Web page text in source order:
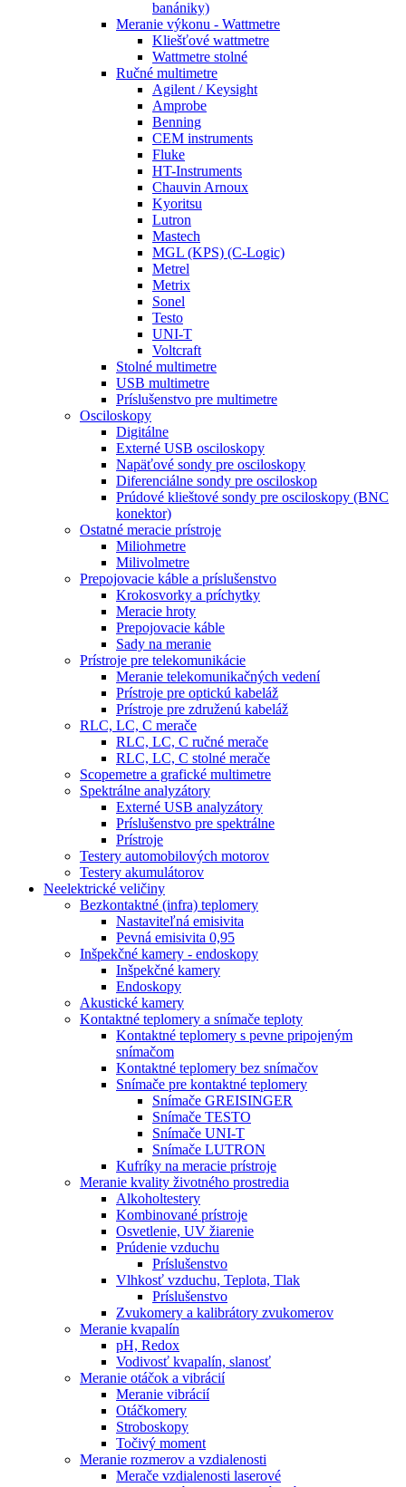
banániky)
Meranie výkonu - Wattmetre
Kliešťové wattmetre
Wattmetre stolné
Ručné multimetre
Agilent / Keysight
Amprobe
Benning
CEM instruments
Fluke
HT-Instruments
Chauvin Arnoux
Kyoritsu
Lutron
Mastech
MGL (KPS) (C-Logic)
Metrel
Metrix
Sonel
Testo
UNI-T
Voltcraft
Stolné multimetre
USB multimetre
Príslušenstvo pre multimetre
Osciloskopy
Digitálne
Externé USB osciloskopy
Napäťové sondy pre osciloskopy
Diferenciálne sondy pre osciloskop
Prúdové klieštové sondy pre osciloskopy (BNC
konektor)
Ostatné meracie prístroje
Miliohmetre
Milivolmetre
Prepojovacie káble a príslušenstvo
Krokosvorky a príchytky
Meracie hroty
Prepojovacie káble
Sady na meranie
Prístroje pre telekomunikácie
Meranie telekomunikačných vedení
Prístroje pre optickú kabeláž
Prístroje pre združenú kabeláž
RLC, LC, C merače
RLC, LC, C ručné merače
RLC, LC, C stolné merače
Scopemetre a grafické multimetre
Spektrálne analyzátory
Externé USB analyzátory
Príslušenstvo pre spektrálne
Prístroje
Testery automobilových motorov
Testery akumulátorov
Neelektrické veličiny
Bezkontaktné (infra) teplomery
Nastaviteľná emisivita
Pevná emisivita 0,95
Inšpekčné kamery - endoskopy
Inšpekčné kamery
Endoskopy
Akustické kamery
Kontaktné teplomery a snímače teploty
Kontaktné teplomery s pevne pripojeným
snímačom
Kontaktné teplomery bez snímačov
Snímače pre kontaktné teplomery
Snímače GREISINGER
Snímače TESTO
Snímače UNI-T
Snímače LUTRON
Kufríky na meracie prístroje
Meranie kvality životného prostredia
Alkoholtestery
Kombinované prístroje
Osvetlenie, UV žiarenie
Prúdenie vzduchu
Príslušenstvo
Vlhkosť vzduchu, Teplota, Tlak
Príslušenstvo
Zvukomery a kalibrátory zvukomerov
Meranie kvapalín
pH, Redox
Vodivosť kvapalín, slanosť
Meranie otáčok a vibrácií
Meranie vibrácií
Otáčkomery
Stroboskopy
Točivý moment
Meranie rozmerov a vzdialenosti
Merače vzdialenosti laserové